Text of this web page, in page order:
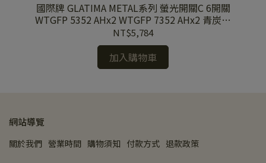
國際牌 GLATIMA METAL系列 螢光開關C 6開關
WTGFP 5352 AHx2 WTGFP 7352 AHx2 青炭灰
蓋板+青炭灰
NT$5,784
加入購物車
網站導覽
關於我們 營業時間 購物須知 付款方式 退款政策